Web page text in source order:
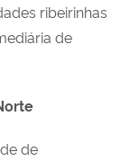
ribeirinhas
de
de